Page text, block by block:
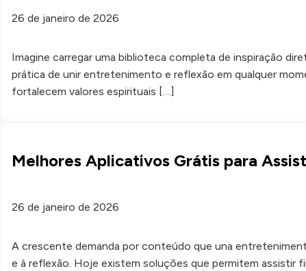
26 de janeiro de 2026
Imagine carregar uma biblioteca completa de inspiração
prática de unir entretenimento e reflexão em qualquer
fortalecem valores espirituais […]
Melhores Aplicativos Grátis para
26 de janeiro de 2026
A crescente demanda por conteúdo que una
e à reflexão. Hoje existem soluções que permitem assistir